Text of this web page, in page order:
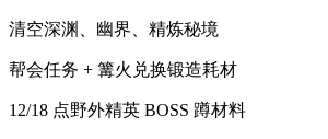
清空深渊、幽界、精炼秘境
帮会任务 + 篝火兑换锻造耗材
12/18 点野外精英 BOSS 蹲材料